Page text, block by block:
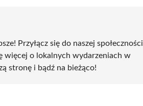
Przyłącz się do naszej społeczności
więcej o lokalnych wydarzeniach w
stronę i bądź na bieżąco!